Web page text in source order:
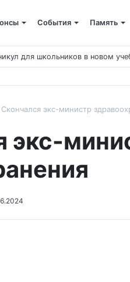
События Память
для школьников в новом
Скончался экс-министр
экс-